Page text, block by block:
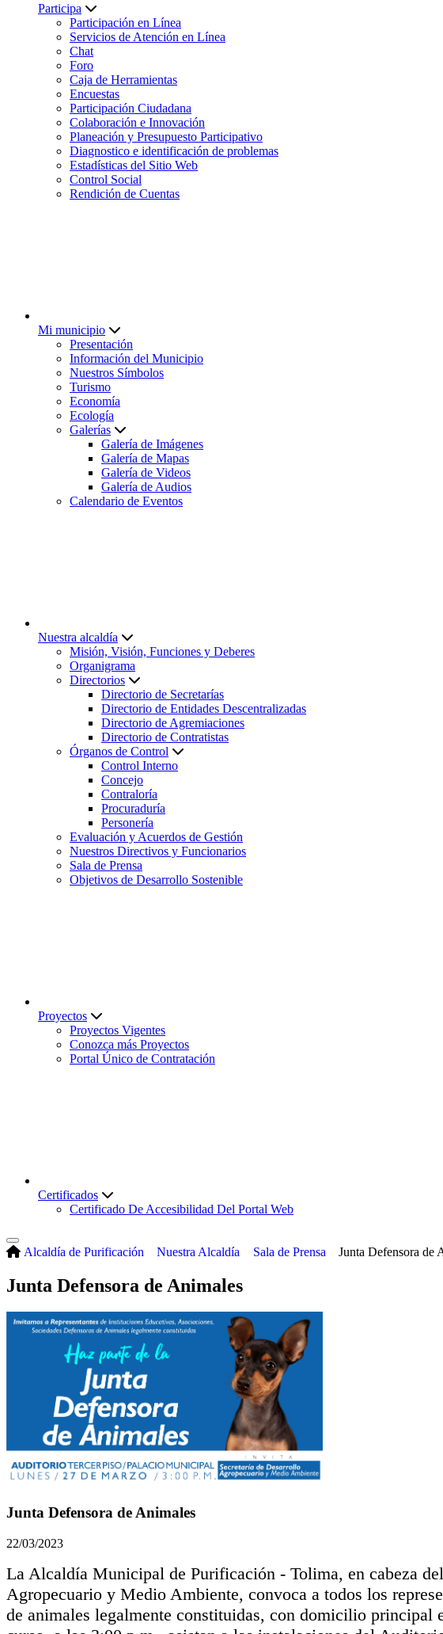
Participa
Participación en Línea
Servicios de Atención en Línea
Chat
Foro
Caja de Herramientas
Encuestas
Participación Ciudadana
Colaboración e Innovación
Planeación y Presupuesto Participativo
Diagnostico e identificación de problemas
Estadísticas del Sitio Web
Control Social
Rendición de Cuentas
Mi municipio
Presentación
Información del Municipio
Nuestros Símbolos
Turismo
Economía
Ecología
Galerías
Galería de Imágenes
Galería de Mapas
Galería de Videos
Galería de Audios
Calendario de Eventos
Nuestra alcaldía
Misión, Visión, Funciones y Deberes
Organigrama
Directorios
Directorio de Secretarías
Directorio de Entidades Descentralizadas
Directorio de Agremiaciones
Directorio de Contratistas
Órganos de Control
Control Interno
Concejo
Contraloría
Procuraduría
Personería
Evaluación y Acuerdos de Gestión
Nuestros Directivos y Funcionarios
Sala de Prensa
Objetivos de Desarrollo Sostenible
Proyectos
Proyectos Vigentes
Conozca más Proyectos
Portal Único de Contratación
Certificados
Certificado De Accesibilidad Del Portal Web
Alcaldía de Purificación Nuestra Alcaldía Sala de Prensa Junta Defensora de
Junta Defensora de Animales
Junta Defensora de Animales
22/03/2023
La Alcaldía Municipal de Purificación - Tolima, en cabeza
Agropecuario y Medio Ambiente, convoca a todos los
de animales legalmente constituidas, con domicilio principal